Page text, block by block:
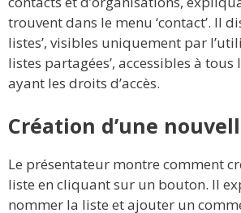
trouvent dans le menu ‘contact’. Il
listes’, visibles uniquement par
listes partagées’, accessibles à
ayant les droits d’accès.
Création d’une
Le présentateur montre comment
liste en cliquant sur un bouton. Il
nommer la liste et ajouter un